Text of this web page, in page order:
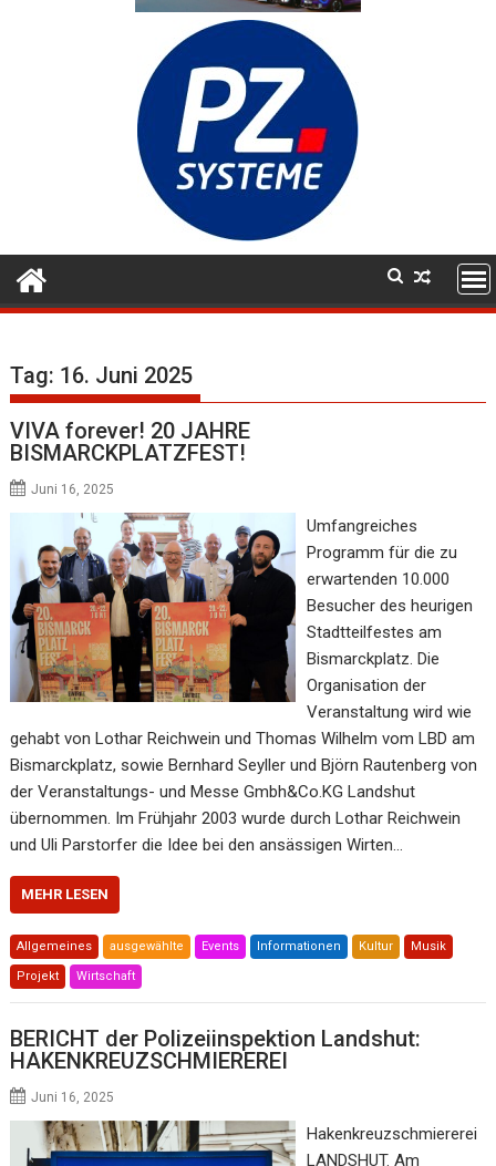
Tag: 16. Juni 2025
VIVA forever! 20 JAHRE
BISMARCKPLATZFEST!
Juni 16, 2025
Umfangreiches
Programm für die zu
erwartenden 10.000
Besucher des heurigen
Stadtteilfestes am
Bismarckplatz. Die
Organisation der
Veranstaltung wird wie
gehabt von Lothar Reichwein und Thomas Wilhelm vom LBD am
Bismarckplatz, sowie Bernhard Seyller und Björn Rautenberg von
der Veranstaltungs- und Messe Gmbh&Co.KG Landshut
übernommen. Im Frühjahr 2003 wurde durch Lothar Reichwein
und Uli Parstorfer die Idee bei den ansässigen Wirten…
MEHR LESEN
Allgemeines ausgewählte Events Informationen Kultur Musik
Projekt Wirtschaft
BERICHT der Polizeiinspektion Landshut:
HAKENKREUZSCHMIEREREI
Juni 16, 2025
Hakenkreuzschmiererei
LANDSHUT. Am